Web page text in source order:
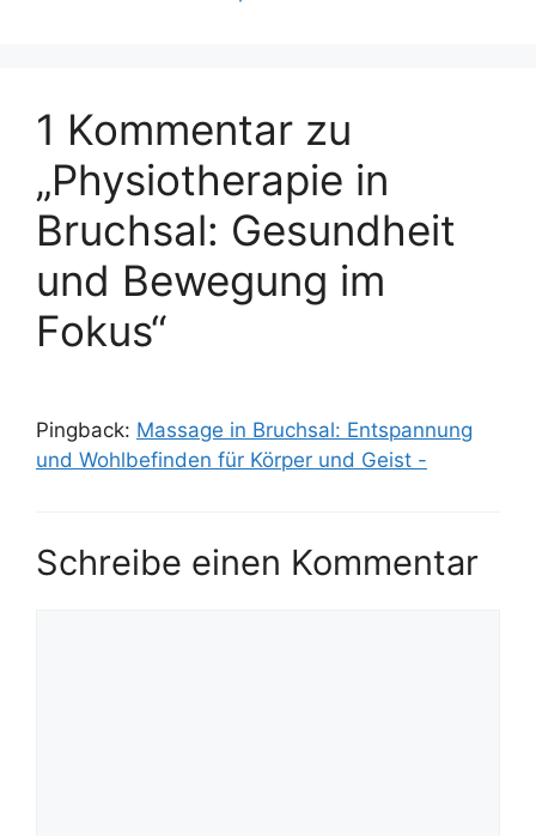
1 Kommentar zu
„Physiotherapie in
Bruchsal: Gesundheit
und Bewegung im
Fokus“
Pingback: Massage in Bruchsal: Entspannung
und Wohlbefinden für Körper und Geist -
Schreibe einen Kommentar